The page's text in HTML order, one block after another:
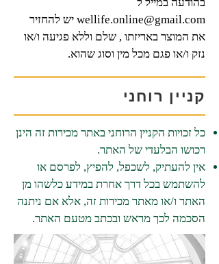
wellife.online@gmail.com יש להחזיר
את המוצר באריזתו , שלם וללא פגיעה ו/או
נזק ו/או פגם מכל מין וסוג שהוא.
קניין רוחני
כל זכויות הקניין הרוחני באתר מכירות זה הינן
רכושו הבלעדי של האתר.​
אין להעתיק, לשכפל, להפיץ, לפרסם או
להשתמש בכל דרך אחרת במידע כלשהו מן
האתר ו/או מאתר מכירות זה, אלא אם ניתנה
הסכמה לכך מראש ובכתב מטעם האתר.